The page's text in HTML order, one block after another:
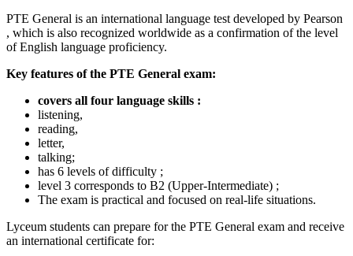
PTE General is an international language test developed by Pearson
, which is also recognized worldwide as a confirmation of the level
of English language proficiency.
Key features of the PTE General exam:
covers all four language skills :
listening,
reading,
letter,
talking;
has 6 levels of difficulty ;
level 3 corresponds to B2 (Upper-Intermediate) ;
The exam is practical and focused on real-life situations.
Lyceum students can prepare for the PTE General exam and receive
an international certificate for: